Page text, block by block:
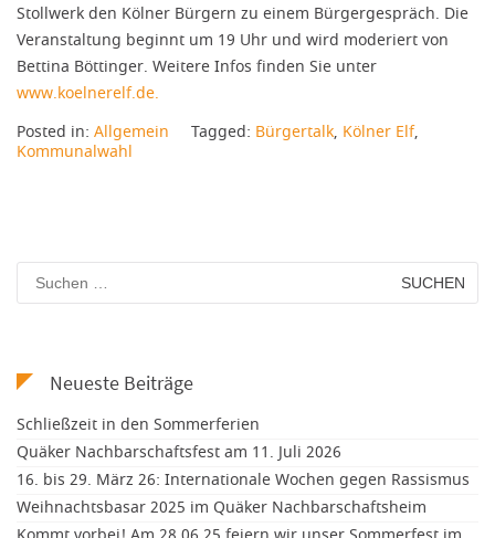
Stollwerk den Kölner Bürgern zu einem Bürgergespräch. Die
Veranstaltung beginnt um 19 Uhr und wird moderiert von
Bettina Böttinger. Weitere Infos finden Sie unter
www.koelnerelf.de.
Posted in: Allgemein Tagged: Bürgertalk, Kölner Elf,
Kommunalwahl
Suchen
nach:
Neueste Beiträge
Schließzeit in den Sommerferien
Quäker Nachbarschaftsfest am 11. Juli 2026
16. bis 29. März 26: Internationale Wochen gegen Rassismus
Weihnachtsbasar 2025 im Quäker Nachbarschaftsheim